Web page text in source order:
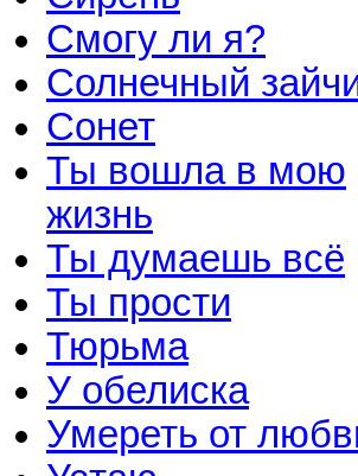
Смогу ли я?
Солнечный
Сонет
Ты вошла в мою
жизнь
Ты думаешь всё
Ты прости
Тюрьма
У обелиска
Умереть от